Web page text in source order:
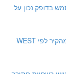
בדופק נכון על
5.2 - 4-8X50 חתירה לימוד חץ ויציאה מהקיר לפי WEST